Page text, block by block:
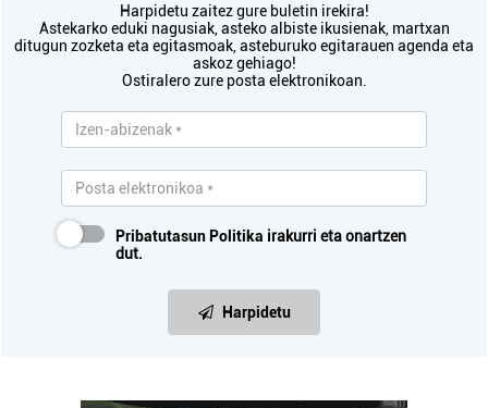
Harpidetu zaitez gure buletin irekira!
Astekarko eduki nagusiak, asteko albiste ikusienak, martxan
ditugun zozketa eta egitasmoak, asteburuko egitarauen agenda eta
askoz gehiago!
Ostiralero zure posta elektronikoan.
Pribatutasun Politika irakurri eta onartzen
dut.
Harpidetu